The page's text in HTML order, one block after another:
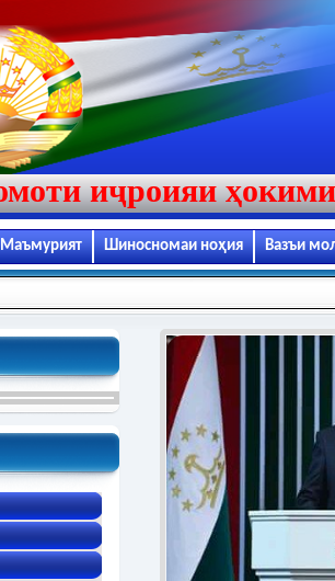
иҷроияи
Маъмурият Шиносномаи ноҳия Вазъи